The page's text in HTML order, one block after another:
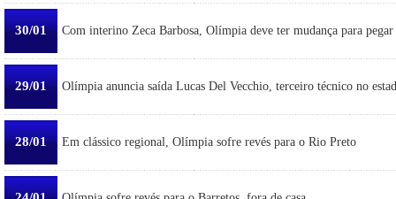
30/01 Com interino Zeca Barbosa, Olímpia deve ter mudança para pegar
29/01 Olímpia anuncia saída Lucas Del Vecchio, terceiro técnico no
28/01 Em clássico regional, Olímpia sofre revés para o Rio Preto